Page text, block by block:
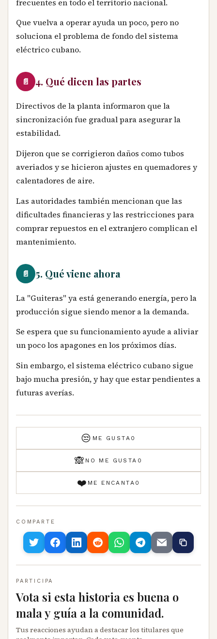
frecuentes en todo el territorio nacional.
Que vuelva a operar ayuda un poco, pero no
soluciona el problema de fondo del sistema
eléctrico cubano.
📄 4. Qué dicen las partes
Directivos de la planta informaron que la
sincronización fue gradual para asegurar la
estabilidad.
Dijeron que se corrigieron daños como tubos
averiados y se hicieron ajustes en quemadores y
calentadores de aire.
Las autoridades también mencionan que las
dificultades financieras y las restricciones para
comprar repuestos en el extranjero complican el
mantenimiento.
📄 5. Qué viene ahora
La "Guiteras" ya está generando energía, pero la
producción sigue siendo menor a la demanda.
Se espera que su funcionamiento ayude a aliviar
un poco los apagones en los próximos días.
Sin embargo, el sistema eléctrico cubano sigue
bajo mucha presión, y hay que estar pendientes a
futuras averías.
😒 ME GUSTA 0
🙈 NO ME GUSTA 0
❤️ ME ENCANTA 0
COMPARTE
PARTICIPA
Vota si esta historia es buena o
mala y guía a la comunidad.
Tus reacciones ayudan a destacar los titulares que